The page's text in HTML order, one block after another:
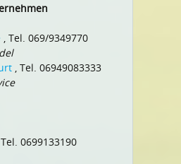
, Tel. 069/9349770
, Tel. 06949083333
, Tel. 0699133190